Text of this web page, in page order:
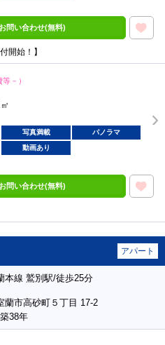
お問い合わせ(無料)
開始！】
等－）
写真満載
パノラマ
動画あり
お問い合わせ(無料)
アパート
本線 鷲別駅/徒歩25分
蘭市高砂町５丁目 17-2
38年